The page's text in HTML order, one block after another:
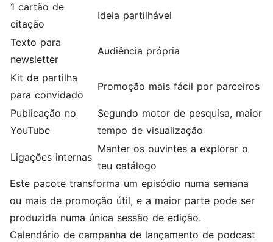
1 cartão de
citação
Ideia partilhável
Texto para
newsletter
Audiência própria
Kit de partilha
para convidado
Promoção mais fácil por parceiros
Publicação no
YouTube
Segundo motor de pesquisa, maior
tempo de visualização
Ligações internas
Manter os ouvintes a explorar o
teu catálogo
Este pacote transforma um episódio numa semana
ou mais de promoção útil, e a maior parte pode ser
produzida numa única sessão de edição.
Calendário de campanha de lançamento de podcast